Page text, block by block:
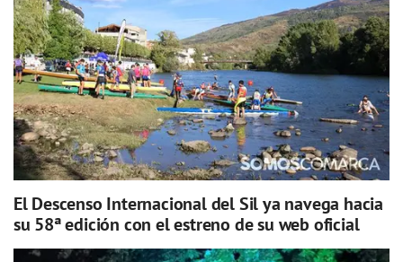
El Descenso Internacional del Sil ya navega hacia
su 58ª edición con el estreno de su web oficial